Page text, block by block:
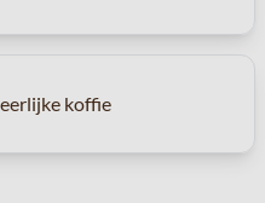
koffie